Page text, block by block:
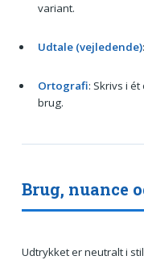
variant.
Udtale (vejledende)
Ortografi: Skrivs i
brug.
Brug, nuance
Udtrykket er neutralt i